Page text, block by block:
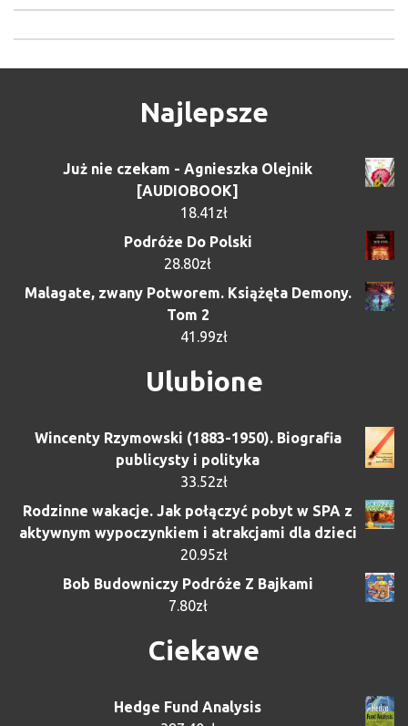
Najlepsze
Już nie czekam - Agnieszka Olejnik
[AUDIOBOOK]
18.41 zł
Podróże Do Polski
28.80zł
Malagate, zwany Potworem. Książęta Demony.
Tom 2
41.99zł
Ulubione
Wincenty Rzymowski (1883-1950). Biografia
publicysty i polityka
33.52zł
Rodzinne wakacje. Jak połączyć pobyt w SPA z
aktywnym wypoczynkiem i atrakcjami dla dzieci
20.95zł
Bob Budowniczy Podróże Z Bajkami
7.80zł
Ciekawe
Hedge Fund Analysis